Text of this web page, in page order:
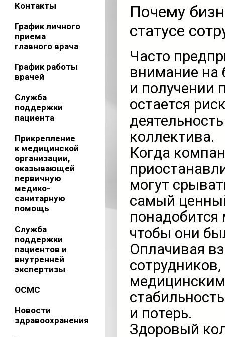
Контакты
График личного
приема
главного врача
График работы
врачей
Служба
поддержки
пациента
Прикрепление
к медицинской
организации,
оказывающей
первичную
медико-
санитарную
помощь
Служба
поддержки
пациентов и
внутренней
экспертизы
ОСМС
Новости
здравоохранения
Почему
статусе
Часто
внимание на
и получении
остается
коллектива.
Когда
могут
самый
чтобы они
Оплачивая
и потерь.
Здоровый